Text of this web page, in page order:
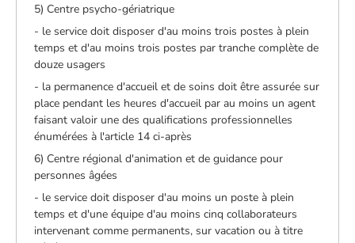
5) Centre psycho-gériatrique
- le service doit disposer d'au moins trois postes à plein
temps et d'au moins trois postes par tranche complète de
douze usagers
- la permanence d'accueil et de soins doit être assurée sur
place pendant les heures d'accueil par au moins un agent
faisant valoir une des qualifications professionnelles
énumérées à l'article 14 ci-après
6) Centre régional d'animation et de guidance pour
personnes âgées
- le service doit disposer d'au moins un poste à plein
temps et d'une équipe d'au moins cinq collaborateurs
intervenant comme permanents, sur vacation ou à titre